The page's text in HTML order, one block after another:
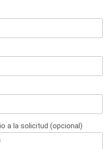
a la solicitud (opcional)